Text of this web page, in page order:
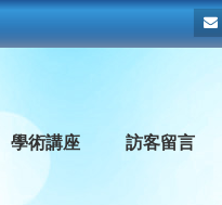
學術講座 訪客留言